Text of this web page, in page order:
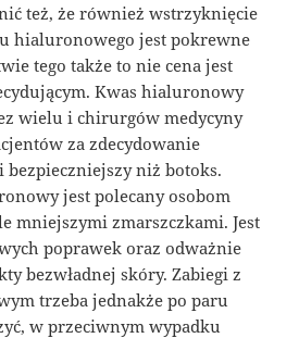
też, że również wstrzyknięcie
hialuronowego jest pokrewne
tego także to nie cena jest
Kwas hialuronowy
wielu i chirurgów medycyny
za zdecydowanie
niż botoks.
jest polecany osobom
mniejszymi zmarszczkami. Jest
poprawek oraz odważnie
bezwładnej skóry. Zabiegi z
trzeba jednakże po paru
w przeciwnym wypadku